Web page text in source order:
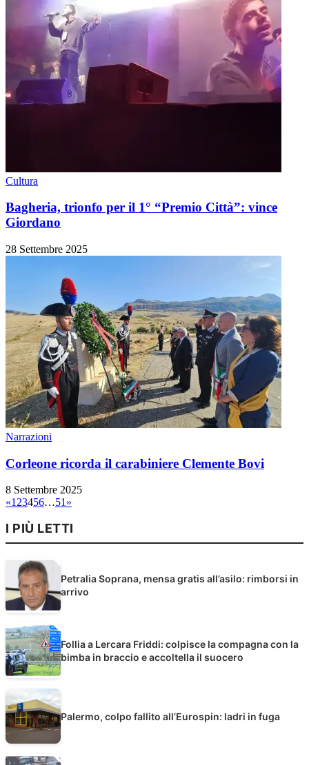
Cultura
Bagheria, trionfo per il 1° “Premio Città”: vince
Giordano
28 Settembre 2025
Narrazioni
Corleone ricorda il carabiniere Clemente Bovi
8 Settembre 2025
«1 23456…51 »
I PIÙ LETTI
Petralia Soprana, mensa gratis all’asilo: rimborsi in
arrivo
Follia a Lercara Friddi: colpisce la compagna con la
bimba in braccio e accoltella il suocero
Palermo, colpo fallito all’Eurospin: ladri in fuga